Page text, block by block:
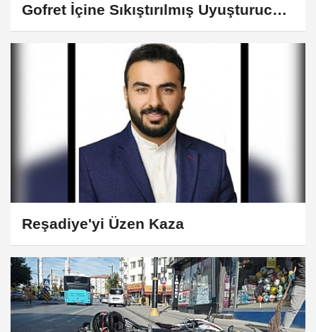
Gofret İçine Sıkıştırılmış Uyuşturucu
Madde Çıktı
Reşadiye'yi Üzen Kaza